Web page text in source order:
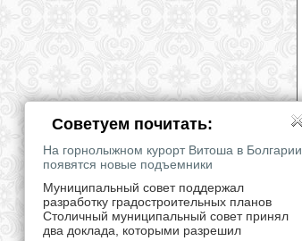
Советуем почитать:
На горнолыжном курорт Витоша в Болгарии
появятся новые подъемники
Муниципальный совет поддержал
разработку градостроительных планов
Столичный муниципальный совет принял
два доклада, которыми разрешил